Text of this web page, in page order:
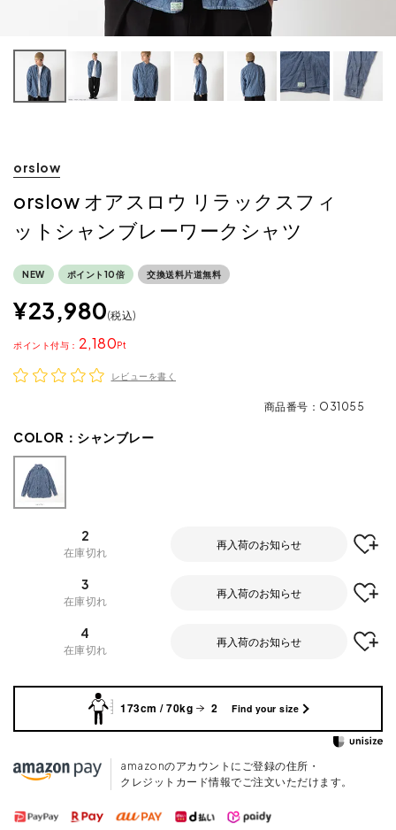
orslow
orslow オアスロウ リラックスフィ
ットシャンブレーワークシャツ
NEW ポイント10倍 交換送料片道無料
¥23,980 税込
2,180
ポイント
レビューを書く
商品番号 O31055
COLOR： シャンブレー
2
在庫切れ
再入荷のお知らせ
3
在庫切れ
再入荷のお知らせ
4
在庫切れ
再入荷のお知らせ
173cm / 70kg 2 Find your size
amazonのアカウントにご登録の住所・
クレジットカード情報でご注文いただけます。